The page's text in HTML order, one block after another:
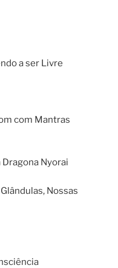
a ser Livre
com Mantras
Dragona Nyorai
Nossas